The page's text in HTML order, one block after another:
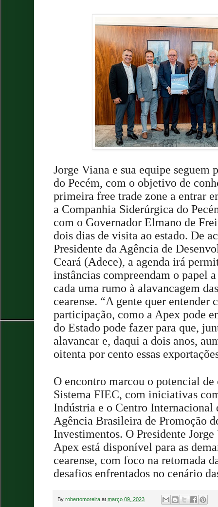
Jorge Viana e sua equipe seguem
do Pecém, com o objetivo de
primeira free trade zone a entrar
a Companhia Siderúrgica do
com o Governador Elmano de
dois dias de visita ao estado. De
Presidente da Agência de
Ceará (Adece), a agenda irá
instâncias compreendam o papel
cada uma rumo à alavancagem
cearense. “A gente quer entender
participação, como a Apex pode
do Estado pode fazer para que,
alavancar e, daqui a dois anos,
oitenta por cento essas
O encontro marcou o potencial de
Sistema FIEC, com iniciativas
Indústria e o Centro Internacional
Agência Brasileira de Promoção
Investimentos. O Presidente
Apex está disponível para as
cearense, com foco na retomada
desafios enfrentados no cenário
By robertomoreira at março 09, 2023